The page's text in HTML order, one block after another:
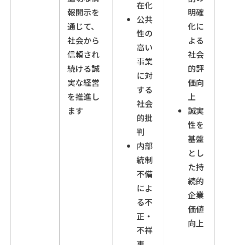
報開示を
通じて、
社会から
信頼され
続ける誠
実な経営
を推進し
ます
在化
公共
性の
高い
事業
に対
する
社会
的批
判
内部
統制
不備
によ
る不
正・
不祥
明確
化に
よる
社会
的評
価向
上
誠実
性を
基盤
とし
た持
続的
企業
価値
向上